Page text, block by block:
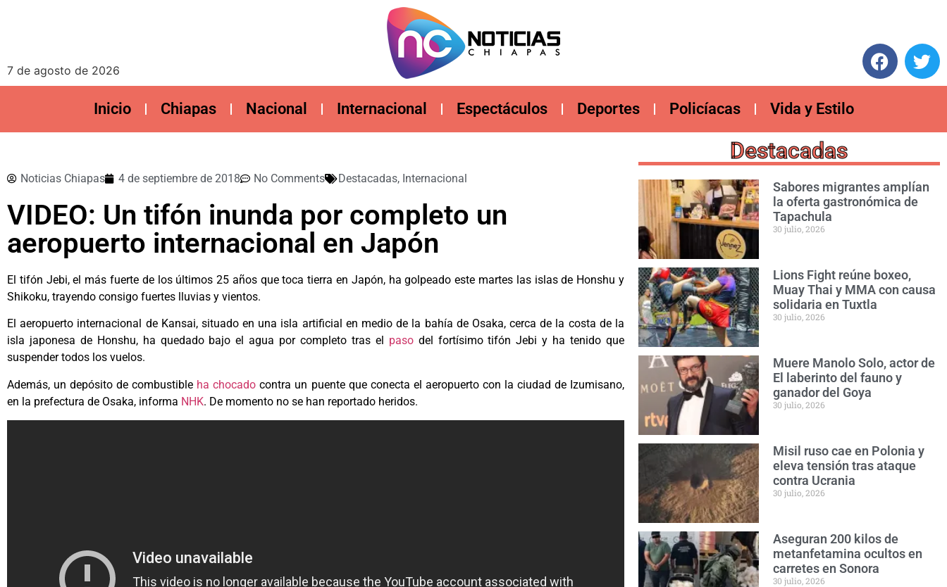
7 de agosto de 2026
Inicio Chiapas Nacional Internacional Espectáculos Deportes Policíacas Vida y Estilo
Noticias Chiapas 4 de septiembre de 2018 No Comments Destacadas, Internacional
VIDEO: Un tifón inunda por completo un
aeropuerto internacional en Japón
El tifón Jebi, el más fuerte de los últimos 25 años que toca tierra en Japón, ha golpeado este martes las islas de Honshu y
Shikoku, trayendo consigo fuertes lluvias y vientos.
El aeropuerto internacional de Kansai, situado en una isla artificial en medio de la bahía de Osaka, cerca de la costa de la
isla japonesa de Honshu, ha quedado bajo el agua por completo tras el pasodel fortísimo tifón Jebi y ha tenido que
suspender todos los vuelos.
Además, un depósito de combustible ha chocado contra un puente que conecta el aeropuerto con la ciudad de Izumisano,
en la prefectura de Osaka, informa NHK. De momento no se han reportado heridos.
Destacadas
Sabores migrantes amplían
la oferta gastronómica de
Tapachula
30 julio, 2026
Lions Fight reúne boxeo,
Muay Thai y MMA con causa
solidaria en Tuxtla
30 julio, 2026
Muere Manolo Solo, actor de
El laberinto del fauno y
ganador del Goya
30 julio, 2026
Misil ruso cae en Polonia y
eleva tensión tras ataque
contra Ucrania
30 julio, 2026
Aseguran 200 kilos de
metanfetamina ocultos en
carretes en Sonora
30 julio, 2026